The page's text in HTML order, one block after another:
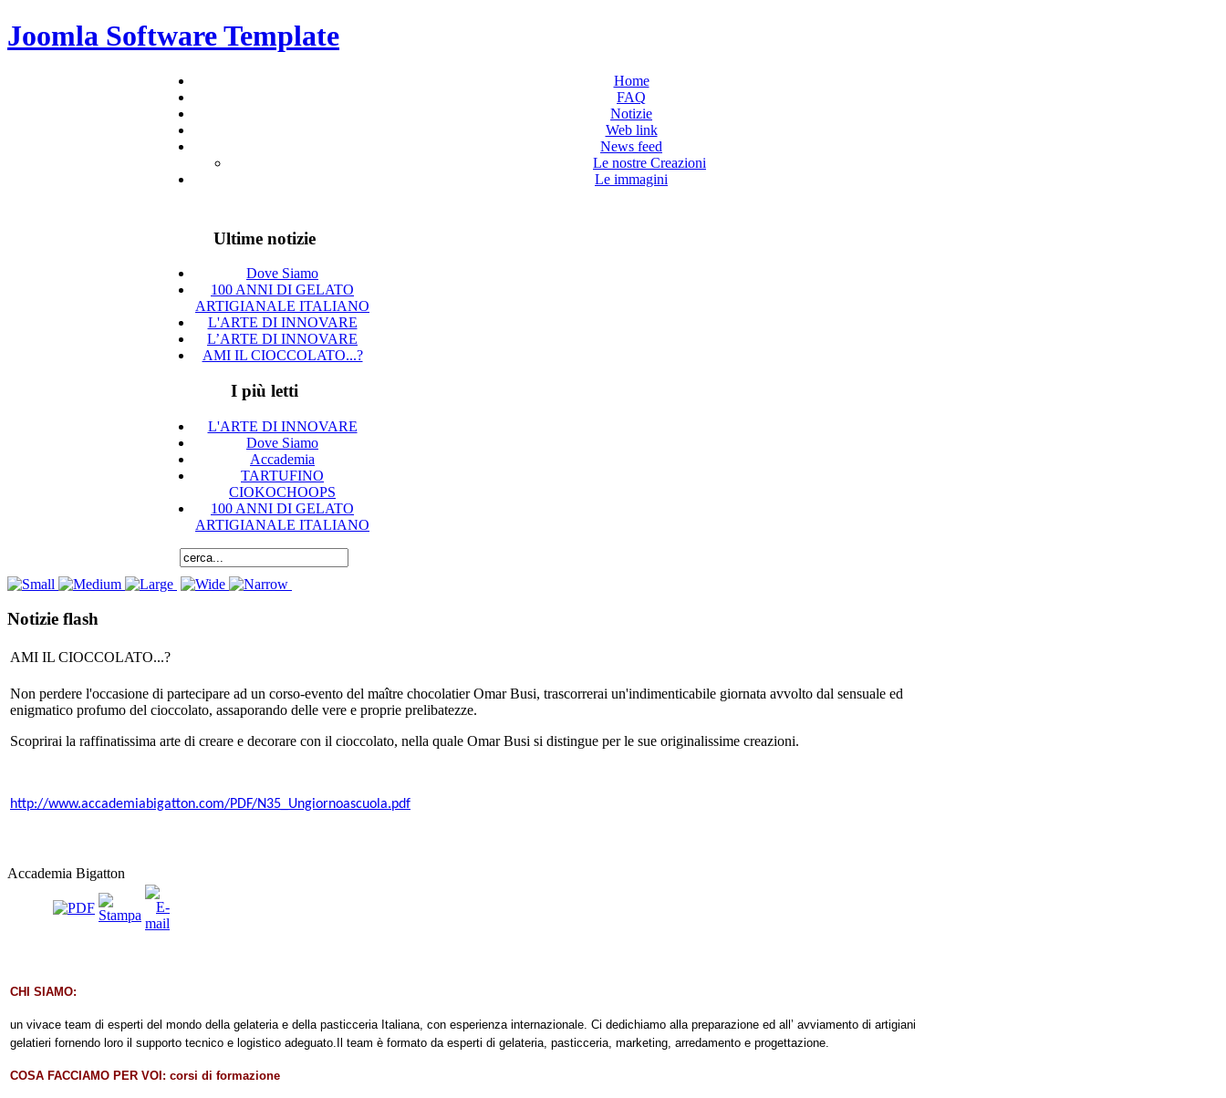
Joomla Software Template
Home
FAQ
Notizie
Web link
News feed
Le nostre Creazioni
Le immagini
Ultime notizie
Dove Siamo
100 ANNI DI GELATO
ARTIGIANALE ITALIANO
L'ARTE DI INNOVARE
L’ARTE DI INNOVARE
AMI IL CIOCCOLATO...?
I più letti
L'ARTE DI INNOVARE
Dove Siamo
Accademia
TARTUFINO
CIOKOCHOOPS
100 ANNI DI GELATO
ARTIGIANALE ITALIANO
Notizie flash
AMI IL CIOCCOLATO...?
Non perdere l'occasione di partecipare ad un corso-evento del maître chocolatier Omar Busi, trascorrerai un'indimenticabile giornata avvolto dal sensuale ed
enigmatico profumo del cioccolato, assaporando delle vere e proprie prelibatezze.
Scoprirai la raffinatissima arte di creare e decorare con il cioccolato, nella quale Omar Busi si distingue per le sue originalissime creazioni.
http://www.accademiabigatton.com/PDF/N35_Ungiornoascuola.pdf
Accademia Bigatton
CHI SIAMO:
un vivace team di esperti del mondo della gelateria e della pasticceria Italiana, con esperienza internazionale. Ci dedichiamo alla preparazione ed all’ avviamento di artigiani
gelatieri fornendo loro il supporto tecnico e logistico adeguato. Il team è formato da esperti di gelateria, pasticceria, marketing, arredamento e progettazione.
COSA FACCIAMO PER VOI: corsi di formazione